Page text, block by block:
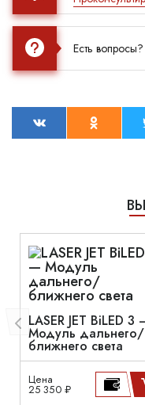
Есть вопросы?
LASER JET BiLED 3
Модуль дальнего/
ближнего света
Цена
25 350 ₽